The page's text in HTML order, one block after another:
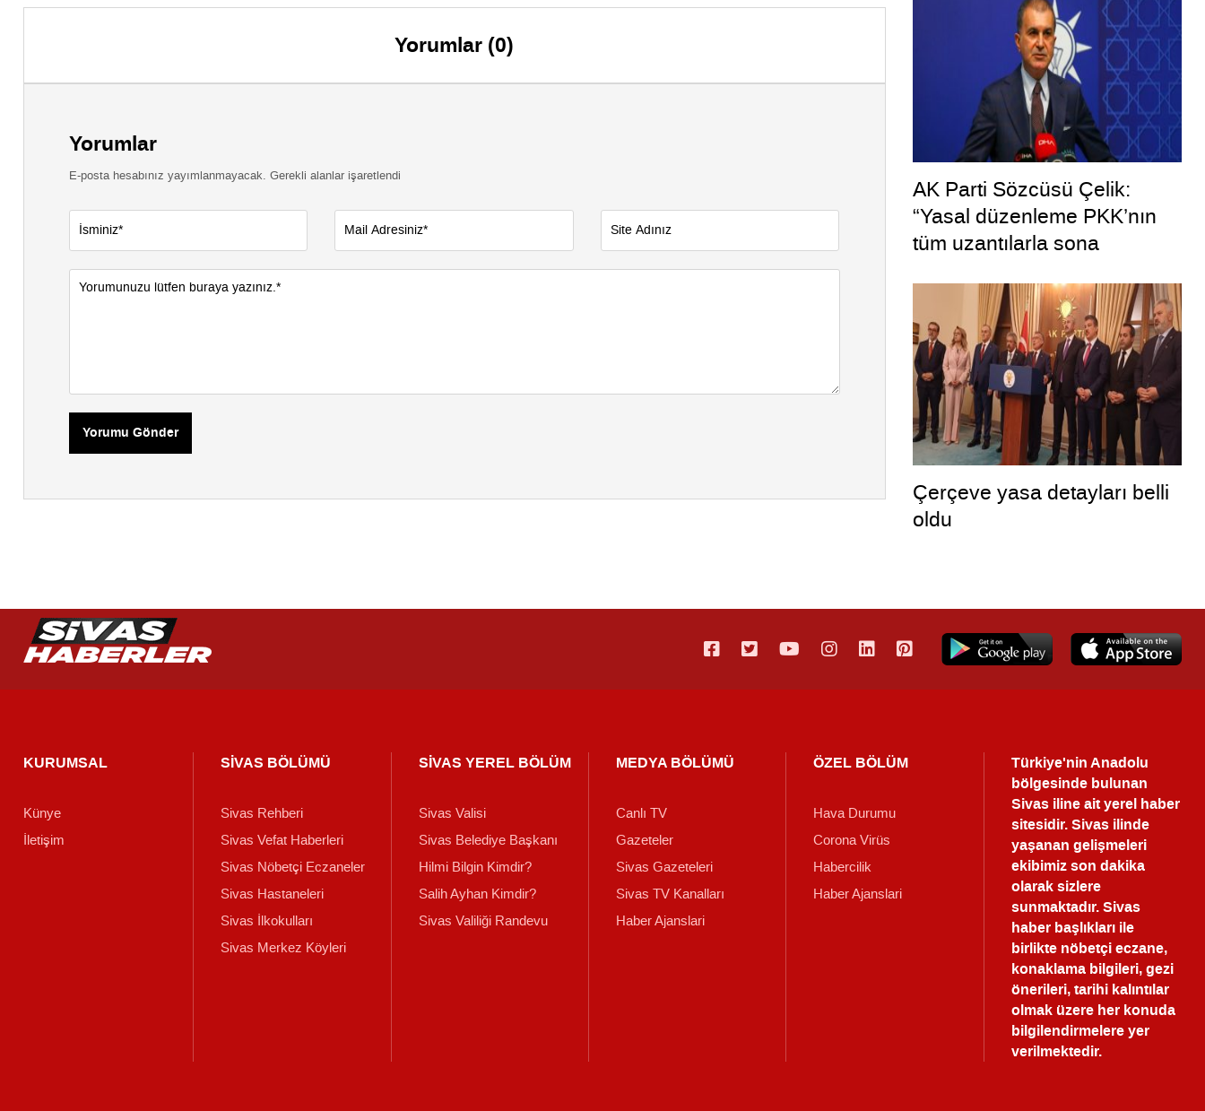
Yorumlar (0)
Yorumlar
E-posta hesabınız yayımlanmayacak. Gerekli alanlar işaretlendi
Yorumu Gönder
AK Parti Sözcüsü Çelik:
“Yasal düzenleme PKK’nın
tüm uzantılarla sona
Çerçeve yasa detayları belli
oldu
KURUMSAL
Künye
İletişim
SİVAS BÖLÜMÜ
Sivas Rehberi
Sivas Vefat Haberleri
Sivas Nöbetçi Eczaneler
Sivas Hastaneleri
Sivas İlkokulları
Sivas Merkez Köyleri
SİVAS YEREL BÖLÜM
Sivas Valisi
Sivas Belediye Başkanı
Hilmi Bilgin Kimdir?
Salih Ayhan Kimdir?
Sivas Valiliği Randevu
MEDYA BÖLÜMÜ
Canlı TV
Gazeteler
Sivas Gazeteleri
Sivas TV Kanalları
Haber Ajanslari
ÖZEL BÖLÜM
Hava Durumu
Corona Virüs
Habercilik
Haber Ajanslari
Türkiye'nin Anadolu
bölgesinde bulunan
Sivas iline ait yerel haber
sitesidir. Sivas ilinde
yaşanan gelişmeleri
ekibimiz son dakika
olarak sizlere
sunmaktadır.Sivas
haberbaşlıkları ile
birlikte nöbetçi eczane,
konaklama bilgileri, gezi
önerileri, tarihi kalıntılar
olmak üzere her konuda
bilgilendirmelere yer
verilmektedir.